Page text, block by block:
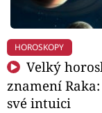
HOROSKOPY
Velký
znamení
své intuici